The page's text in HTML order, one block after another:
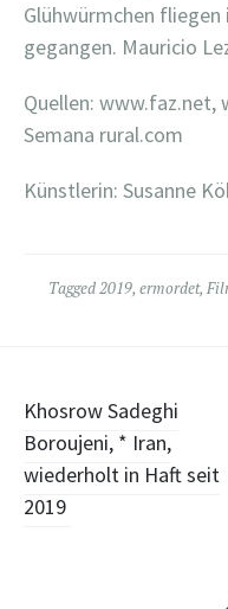
Glühwürmchen
gegangen. Mauricio
Quellen: www.faz.net,
Semana rural.com
Künstlerin: Susanne
Tagged2019, ermordet,
Post
navigation
Khosrow Sadeghi
Boroujeni, * Iran,
wiederholt in Haft seit
2019